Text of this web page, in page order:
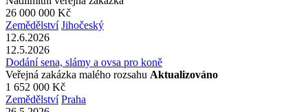
26 000 000 Kč
Zemědělství Jihočeský
12.6.2026
12.5.2026
Dodání sena, slámy a ovsa pro koně
Veřejná zakázka malého rozsahu Aktualizováno
1 652 000 Kč
Zemědělství Praha